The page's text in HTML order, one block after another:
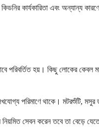
কার্যকারিতা এবং অন্যান্য
পরিবর্তিত হয়। কিছু লোকের
পরিমাণে থাকে। মটরশুঁটি, মসুর
সেবন করেন তবে তা বেড়ে